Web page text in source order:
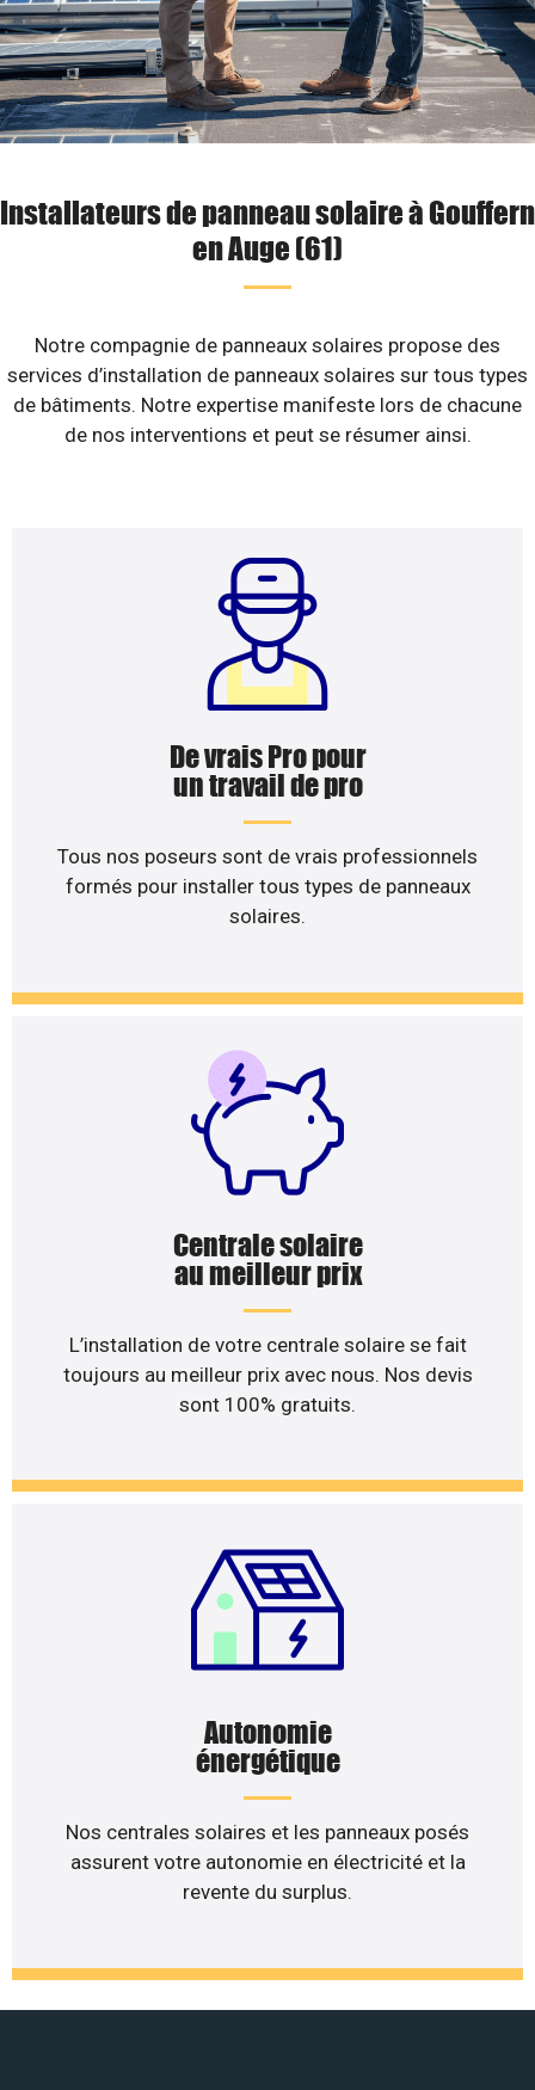
Installateurs de panneau solaire à Gouffern
en Auge (61)
Notre compagnie de panneaux solaires propose des
services d’installation de panneaux solaires sur tous types
de bâtiments. Notre expertise manifeste lors de chacune
de nos interventions et peut se résumer ainsi.
De vrais Pro pour
un travail de pro
Tous nos poseurs sont de vrais professionnels
formés pour installer tous types de panneaux
solaires.
Centrale solaire
au meilleur prix
L’installation de votre centrale solaire se fait
toujours au meilleur prix avec nous. Nos devis
sont 100% gratuits.
Autonomie
énergétique
Nos centrales solaires et les panneaux posés
assurent votre autonomie en électricité et la
revente du surplus.